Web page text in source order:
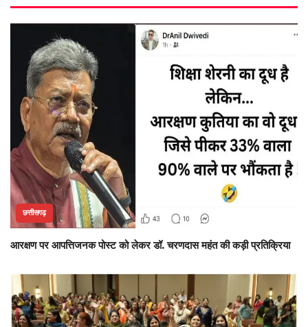
छत्तीसगढ़
आरक्षण पर आपत्तिजनक पोस्ट को लेकर डॉ. चरणदास महंत की कड़ी प्रतिक्रिया